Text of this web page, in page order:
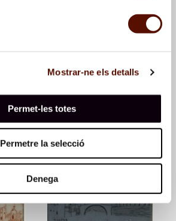
Mostrar-ne els detalls
Permet-les totes
Permetre la selecció
Denega
with small boats